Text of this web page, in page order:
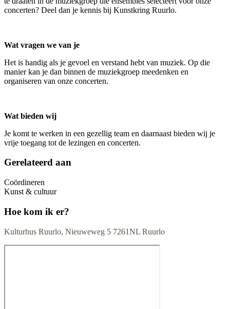
concerten? Deel dan je kennis bij Kunstkring Ruurlo.
Wat vragen we van je
Het is handig als je gevoel en verstand hebt van muziek. Op die
manier kan je dan binnen de muziekgroep meedenken en
organiseren van onze concerten.
Wat bieden wij
Je komt te werken in een gezellig team en daarnaast bieden wij je
vrije toegang tot de lezingen en concerten.
Gerelateerd aan
Coördineren
Kunst & cultuur
Hoe kom ik er?
Kulturhus Ruurlo, Nieuweweg 5 7261NL Ruurlo